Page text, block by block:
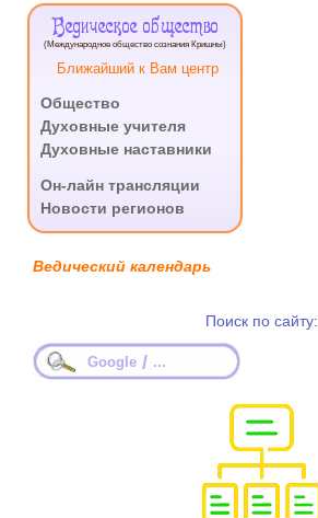
Ведическое общество
(Международное общество сознания Кришны)
Ближайший к Вам центр
Общество
Духовные учителя
Духовные наставники
Он-лайн трансляции
Новости регионов
Ведический календарь
Поиск по сайту:
Google / ...